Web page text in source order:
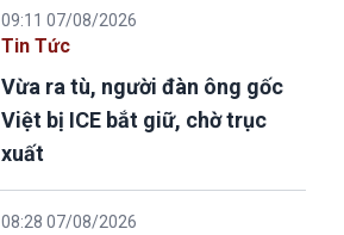
09:11 07/08/2026
Tin Tức
Vừa ra tù, người đàn ông gốc
Việt bị ICE bắt giữ, chờ trục
xuất
08:28 07/08/2026